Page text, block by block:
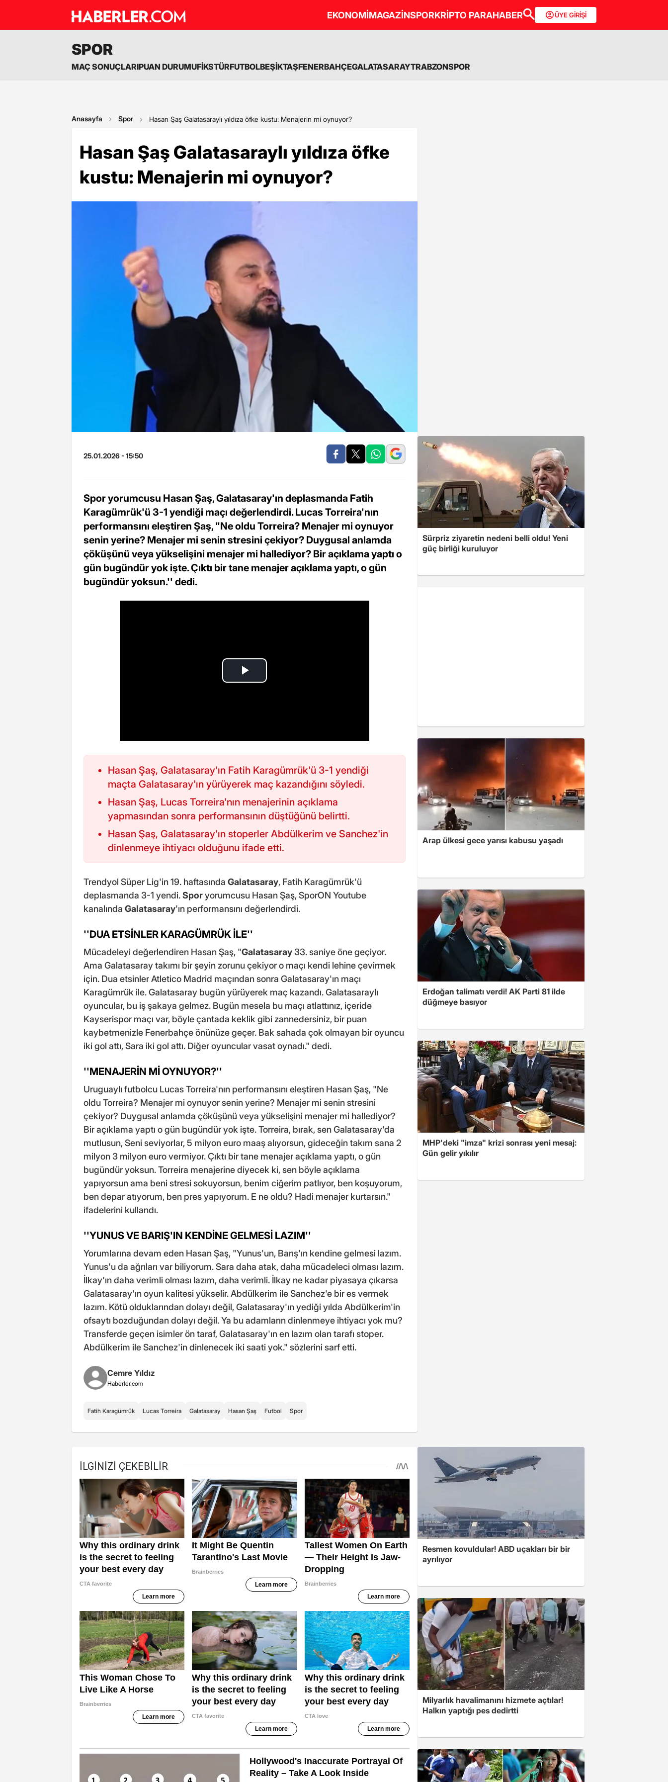
EKONOMİMAGAZİNSPORKRİPTO PARAHABER ÜYE GİRİŞİ
SPOR
MAÇ SONUÇLARIPUAN DURUMUFİKSTÜRFUTBOLBEŞİKTAŞFENERBAHÇEGALATASARAYTRABZONSPOR
Anasayfa Spor Hasan Şaş Galatasaraylı yıldıza öfke kustu: Menajerin mi oynuyor?
Hasan Şaş Galatasaraylı yıldıza öfke
kustu: Menajerin mi oynuyor?
25.01.2026 - 15:50
Spor yorumcusu Hasan Şaş, Galatasaray'ın deplasmanda Fatih
Karagümrük'ü 3-1 yendiği maçı değerlendirdi. Lucas Torreira'nın
performansını eleştiren Şaş, "Ne oldu Torreira? Menajer mi oynuyor
senin yerine? Menajer mi senin stresini çekiyor? Duygusal anlamda
çöküşünü veya yükselişini menajer mi hallediyor? Bir açıklama yaptı o
gün bugündür yok işte. Çıktı bir tane menajer açıklama yaptı, o gün
bugündür yoksun.'' dedi.
Hasan Şaş, Galatasaray'ın Fatih Karagümrük'ü 3-1 yendiği
maçta Galatasaray'ın yürüyerek maç kazandığını söyledi.
Hasan Şaş, Lucas Torreira'nın menajerinin açıklama
yapmasından sonra performansının düştüğünü belirtti.
Hasan Şaş, Galatasaray'ın stoperler Abdülkerim ve Sanchez'in
dinlenmeye ihtiyacı olduğunu ifade etti.
Trendyol Süper Lig'in 19. haftasında Galatasaray, Fatih Karagümrük'ü
deplasmanda 3-1 yendi.Sporyorumcusu Hasan Şaş, SporON Youtube
kanalında Galatasaray'ın performansını değerlendirdi.
''DUA ETSİNLER KARAGÜMRÜK İLE''
Mücadeleyi değerlendiren Hasan Şaş, "Galatasaray 33. saniye öne geçiyor.
Ama Galatasaray takımı bir şeyin zorunu çekiyor o maçı kendi lehine çevirmek
için. Dua etsinler Atletico Madrid maçından sonra Galatasaray'ın maçı
Karagümrük ile. Galatasaray bugün yürüyerek maç kazandı. Galatasaraylı
oyuncular, bu iş şakaya gelmez. Bugün mesela bu maçı atlattınız, içeride
Kayserispor maçı var, böyle çantada keklik gibi zannedersiniz, bir puan
kaybetmenizle Fenerbahçe önünüze geçer. Bak sahada çok olmayan bir oyuncu
iki gol attı, Sara iki gol attı. Diğer oyuncular vasat oynadı." dedi.
''MENAJERİN Mİ OYNUYOR?''
Uruguaylı futbolcu Lucas Torreira'nın performansını eleştiren Hasan Şaş, "Ne
oldu Torreira? Menajer mi oynuyor senin yerine? Menajer mi senin stresini
çekiyor? Duygusal anlamda çöküşünü veya yükselişini menajer mi hallediyor?
Bir açıklama yaptı o gün bugündür yok işte. Torreira, bırak, sen Galatasaray'da
mutlusun, Seni seviyorlar, 5 milyon euro maaş alıyorsun, gideceğin takım sana 2
milyon 3 milyon euro vermiyor. Çıktı bir tane menajer açıklama yaptı, o gün
bugündür yoksun. Torreira menajerine diyecek ki, sen böyle açıklama
yapıyorsun ama beni stresi sokuyorsun, benim ciğerim patlıyor, ben koşuyorum,
ben depar atıyorum, ben pres yapıyorum. E ne oldu? Hadi menajer kurtarsın."
ifadelerini kullandı.
''YUNUS VE BARIŞ'IN KENDİNE GELMESİ LAZIM''
Yorumlarına devam eden Hasan Şaş, "Yunus'un, Barış'ın kendine gelmesi lazım.
Yunus'u da ağrıları var biliyorum. Sara daha atak, daha mücadeleci olması lazım.
İlkay'ın daha verimli olması lazım, daha verimli. İlkay ne kadar piyasaya çıkarsa
Galatasaray'ın oyun kalitesi yükselir. Abdülkerim ile Sanchez'e bir es vermek
lazım. Kötü olduklarından dolayı değil, Galatasaray'ın yediği yılda Abdülkerim'in
ofsaytı bozduğundan dolayı değil. Ya bu adamların dinlenmeye ihtiyacı yok mu?
Transferde geçen isimler ön taraf, Galatasaray'ın en lazım olan tarafı stoper.
Abdülkerim ile Sanchez'in dinlenecek iki saati yok." sözlerini sarf etti.
Cemre Yıldız
Haberler.com
Fatih Karagümrük Lucas Torreira Galatasaray Hasan Şaş Futbol Spor
Sürpriz ziyaretin nedeni belli oldu! Yeni
güç birliği kuruluyor
Arap ülkesi gece yarısı kabusu yaşadı
Erdoğan talimatı verdi! AK Parti 81 ilde
düğmeye basıyor
MHP'deki "imza" krizi sonrası yeni mesaj:
Gün gelir yıkılır
Resmen kovuldular! ABD uçakları bir bir
ayrılıyor
Milyarlık havalimanını hizmete açtılar!
Halkın yaptığı pes dedirtti